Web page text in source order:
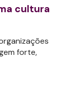
cultura
forte,